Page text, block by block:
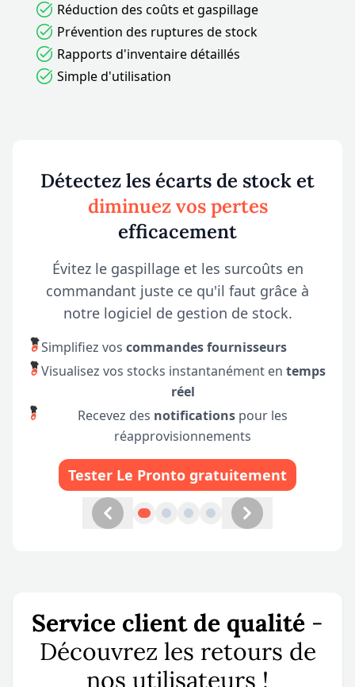
Réduction des coûts et gaspillage
Prévention des ruptures de stock
Rapports d'inventaire détaillés
Simple d'utilisation
Détectez les écarts de stock et
diminuez vos pertes
efficacement
Évitez le gaspillage et les surcoûts en
commandant juste ce qu'il faut grâce à
notre logiciel de gestion de stock.
Simplifiez voscommandes fournisseurs
Visualisez vos stocks instantanément en temps
réel
Recevez des notifications pour les
réapprovisionnements
Tester Le Pronto gratuitement
Onglet précédent Onglet suivant
Service client de qualité -
Découvrez les retours de
nos utilisateurs !